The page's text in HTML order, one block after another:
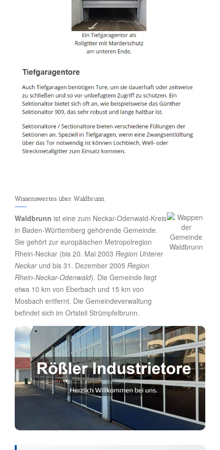
Wissenswertes über Waldbrunn
Waldbrunn ist eine zum Neckar-Odenwald-Kreis
in Baden-Württemberg gehörende Gemeinde.
Sie gehört zur europäischen Metropolregion
Rhein-Neckar (bis 20. Mai 2003 Region Unterer
Neckarund bis 31. Dezember 2005 Region
Rhein-Neckar-Odenwald). Die Gemeinde liegt
etwa 10 km von Eberbach und 15 km von
Mosbach entfernt. Die Gemeindeverwaltung
befindet sich im Ortsteil Strümpfelbrunn.